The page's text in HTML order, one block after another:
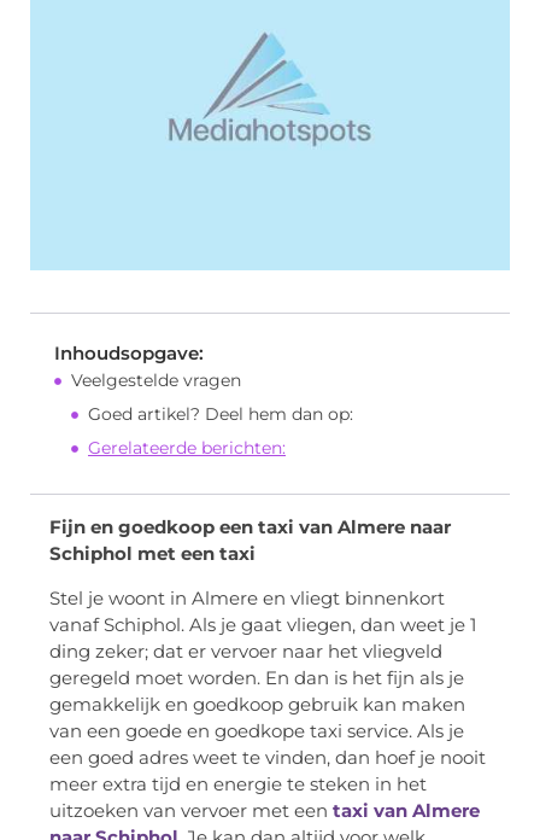
Inhoudsopgave:
Veelgestelde vragen
Goed artikel? Deel hem dan op:
Gerelateerde berichten:
Fijn en goedkoop een taxi van Almere naar
Schiphol met een taxi
Stel je woont in Almere en vliegt binnenkort
vanaf Schiphol. Als je gaat vliegen, dan weet je 1
ding zeker; dat er vervoer naar het vliegveld
geregeld moet worden. En dan is het fijn als je
gemakkelijk en goedkoop gebruik kan maken
van een goede en goedkope taxi service. Als je
een goed adres weet te vinden, dan hoef je nooit
meer extra tijd en energie te steken in het
uitzoeken van vervoer met een taxi van Almere